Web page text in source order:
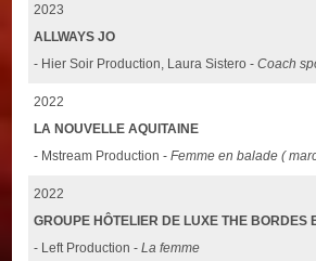
2023
ALLWAYS JO
- Hier Soir Production, Laura Sistero -Coach
2022
LA NOUVELLE AQUITAINE
- Mstream Production -Femme en balade (
2022
GROUPE HÔTELIER DE LUXE THE BORDES
- Left Production -La femme